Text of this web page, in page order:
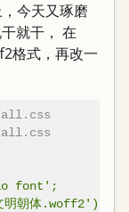
今天又琢磨
就干， 在
格式，再改一
all.css
all.css
font';
体.woff2')